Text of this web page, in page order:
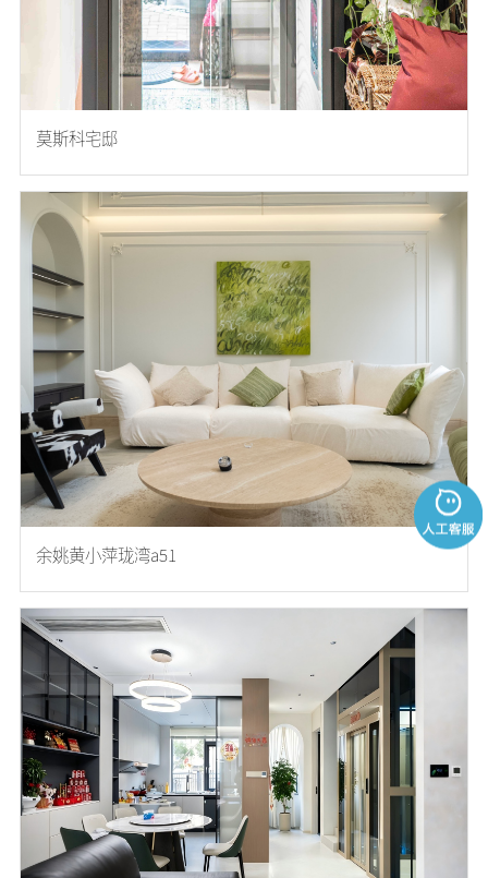
莫斯科宅邸
余姚黄小萍珑湾a51